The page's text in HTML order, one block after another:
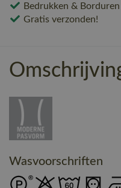
Bedrukken &
Gratis verzonden!
Wasvoorschriften